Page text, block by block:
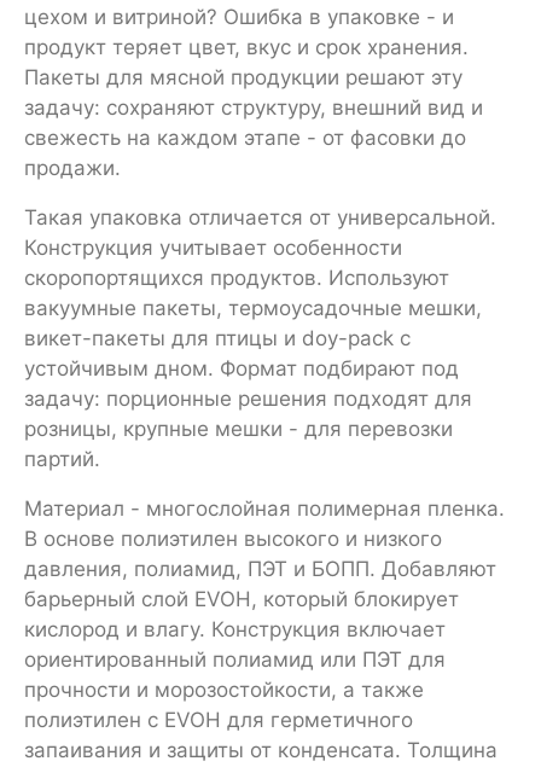
цехом и витриной? Ошибка в упаковке - и
продукт теряет цвет, вкус и срок хранения.
Пакеты для мясной продукции решают эту
задачу: сохраняют структуру, внешний вид и
свежесть на каждом этапе - от фасовки до
продажи.
Такая упаковка отличается от универсальной.
Конструкция учитывает особенности
скоропортящихся продуктов. Используют
вакуумные пакеты, термоусадочные мешки,
викет-пакеты для птицы и doy-pack с
устойчивым дном. Формат подбирают под
задачу: порционные решения подходят для
розницы, крупные мешки - для перевозки
партий.
Материал - многослойная полимерная пленка.
В основе полиэтилен высокого и низкого
давления, полиамид, ПЭТ и БОПП. Добавляют
барьерный слой EVOH, который блокирует
кислород и влагу. Конструкция включает
ориентированный полиамид или ПЭТ для
прочности и морозостойкости, а также
полиэтилен с EVOH для герметичного
запаивания и защиты от конденсата. Толщина